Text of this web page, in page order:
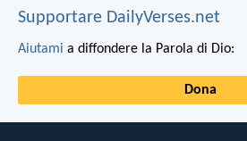
Supportare DailyVerses.net
Aiutami a diffondere la Parola di Dio:
Dona